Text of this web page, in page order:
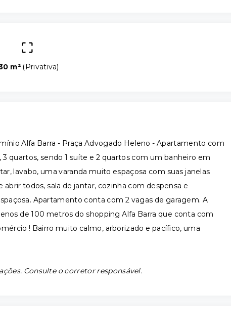
m² (Privativa)
Alfa Barra - Praça Advogado Heleno - Apartamento com
3 quartos, sendo 1 suíte e 2 quartos com um banheiro em
lavabo, uma varanda muito espaçosa com suas janelas
todos, sala de jantar, cozinha com despensa e
Apartamento conta com 2 vagas de garagem. A
de 100 metros do shopping Alfa Barra que conta com
! Bairro muito calmo, arborizado e pacífico, uma
Consulte o corretor responsável.